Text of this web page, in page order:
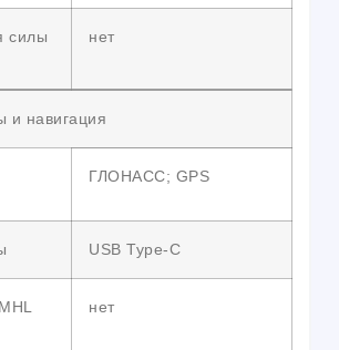
силы
нет
и навигация
ГЛОНАСС; GPS
USB Type-C
нет